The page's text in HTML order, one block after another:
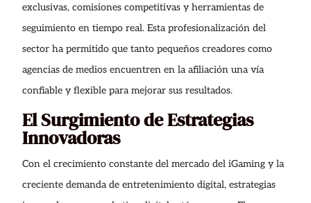
exclusivas, comisiones competitivas y herramientas de
seguimiento en tiempo real. Esta profesionalización del
sector ha permitido que tanto pequeños creadores como
agencias de medios encuentren en la afiliación una vía
confiable y flexible para mejorar sus resultados.
El Surgimiento de Estrategias
Innovadoras
Con el crecimiento constante del mercado del iGaming y la
creciente demanda de entretenimiento digital, estrategias